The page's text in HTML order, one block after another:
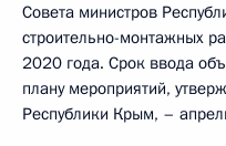
Совета министров
строительно-монтажных
2020 года. Срок ввода
плану мероприятий,
Республики Крым, –